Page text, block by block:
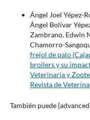
Ángel Joel Yépez-
Ángel Bolívar
Zambrano, Edwin
Chamorro-
frejol de palo
broilers y su
Veterinaria y
Revista de
También puede